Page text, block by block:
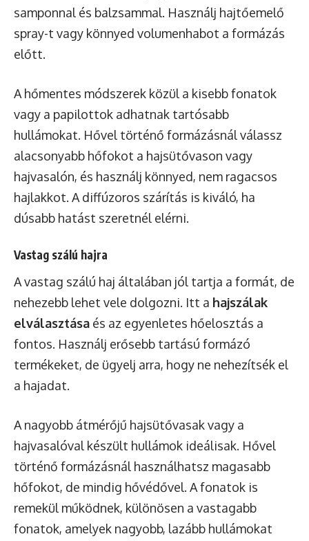
samponnal és balzsammal. Használj hajtőemelő
spray-t vagy könnyed volumenhabot a formázás
előtt.
A hőmentes módszerek közül a kisebb fonatok
vagy a papilottok adhatnak tartósabb
hullámokat. Hővel történő formázásnál válassz
alacsonyabb hőfokot a hajsütővason vagy
hajvasalón, és használj könnyed, nem ragacsos
hajlakkot. A diffúzoros szárítás is kiváló, ha
dúsabb hatást szeretnél elérni.
Vastag szálú hajra
A vastag szálú haj általában jól tartja a formát, de
nehezebb lehet vele dolgozni. Itt a hajszálak
elválasztása és az egyenletes hőelosztás a
fontos. Használj erősebb tartású formázó
termékeket, de ügyelj arra, hogy ne nehezítsék el
a hajadat.
A nagyobb átmérőjű hajsütővasak vagy a
hajvasalóval készült hullámok ideálisak. Hővel
történő formázásnál használhatsz magasabb
hőfokot, de mindig hővédővel. A fonatok is
remekül működnek, különösen a vastagabb
fonatok, amelyek nagyobb, lazább hullámokat